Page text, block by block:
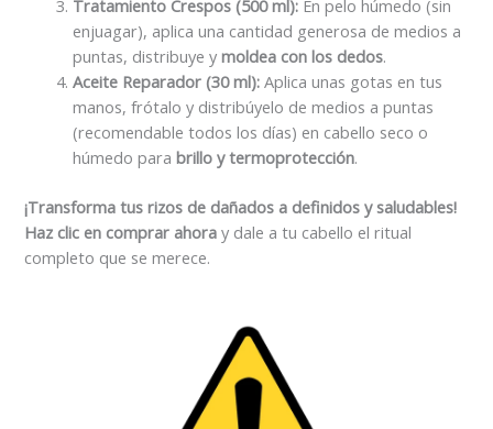
Tratamiento Crespos (500 ml): En pelo húmedo (sin
enjuagar), aplica una cantidad generosa de medios a
puntas, distribuye ymoldea con los dedos.
Aceite Reparador (30 ml): Aplica unas gotas en tus
manos, frótalo y distribúyelo de medios a puntas
(recomendable todos los días) en cabello seco o
húmedo parabrillo y termoprotección.
¡Transforma tus rizos de dañados a definidos y saludables!
Haz clic en comprar ahora y dale a tu cabello el ritual
completo que se merece.